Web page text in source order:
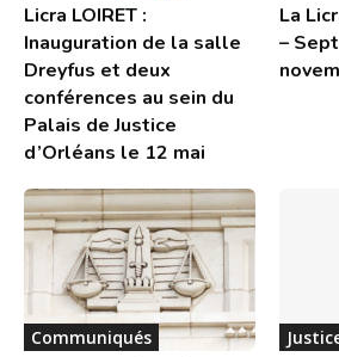
Licra LOIRET :
Inauguration de la salle
Dreyfus et deux
conférences au sein du
Palais de Justice
d’Orléans le 12 mai
La
–
Communiqués